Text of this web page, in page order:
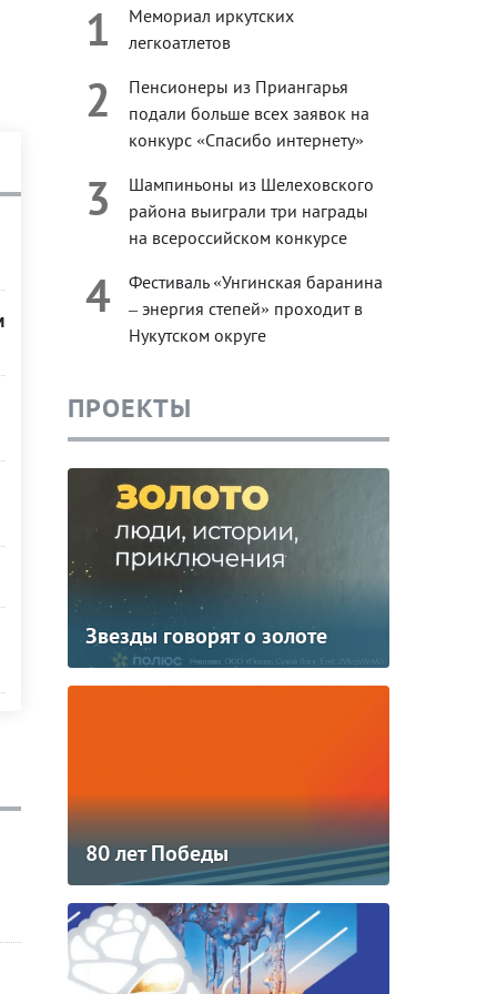
1
Мемориал иркутских
легкоатлетов
2
Пенсионеры из Приангарья
подали больше всех заявок на
конкурс «Спасибо интернету»
3
Шампиньоны из Шелеховского
района выиграли три награды
на всероссийском конкурсе
4
Фестиваль «Унгинская баранина
– энергия степей» проходит в
Нукутском округе
ПРОЕКТЫ
Звезды говорят о золоте
80 лет Победы